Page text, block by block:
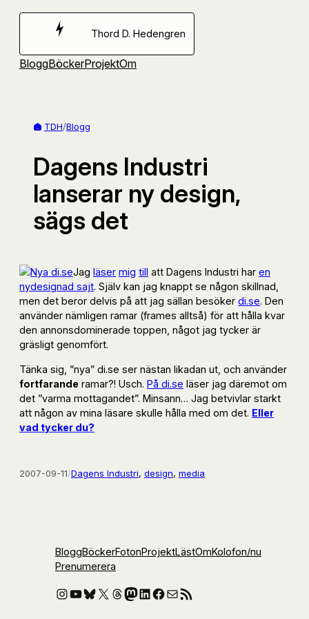
Hoppa
Thord D. Hedengren
BloggBöckerProjektOm
TDH/Blogg
Dagens Industri
lanserar ny design,
sägs det
Jag läser mig till att Dagens Industri har en
nydesignad sajt. Själv kan jag knappt se någon skillnad,
men det beror delvis på att jag sällan besöker di.se. Den
använder nämligen ramar (frames alltså) för att hålla kvar
den annonsdominerade toppen, något jag tycker är
gräsligt genomfört.
Tänka sig, ”nya” di.se ser nästan likadan ut, och använder
fortfarande ramar?! Usch. På di.se läser jag däremot om
det ”varma mottagandet”. Minsann… Jag betvivlar starkt
att någon av mina läsare skulle hålla med om det. Eller
vad tycker du?
2007-09-11/Dagens Industri, design, media
BloggBöckerFotonProjektLästOmKolofon/nu
Prenumerera
Instagram
YouTube
Bluesky
X Threads
Mastodon
LinkedIn
Facebook
E-postRSS-flöde